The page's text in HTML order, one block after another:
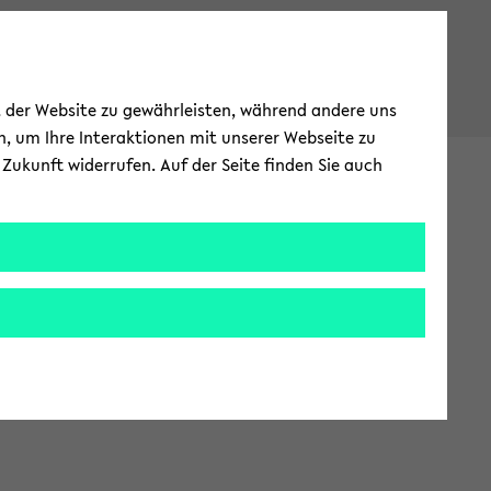
Website zu gewährleisten, während andere uns
um Ihre Interaktionen mit unserer Webseite zu
widerrufen. Auf der Seite finden Sie auch